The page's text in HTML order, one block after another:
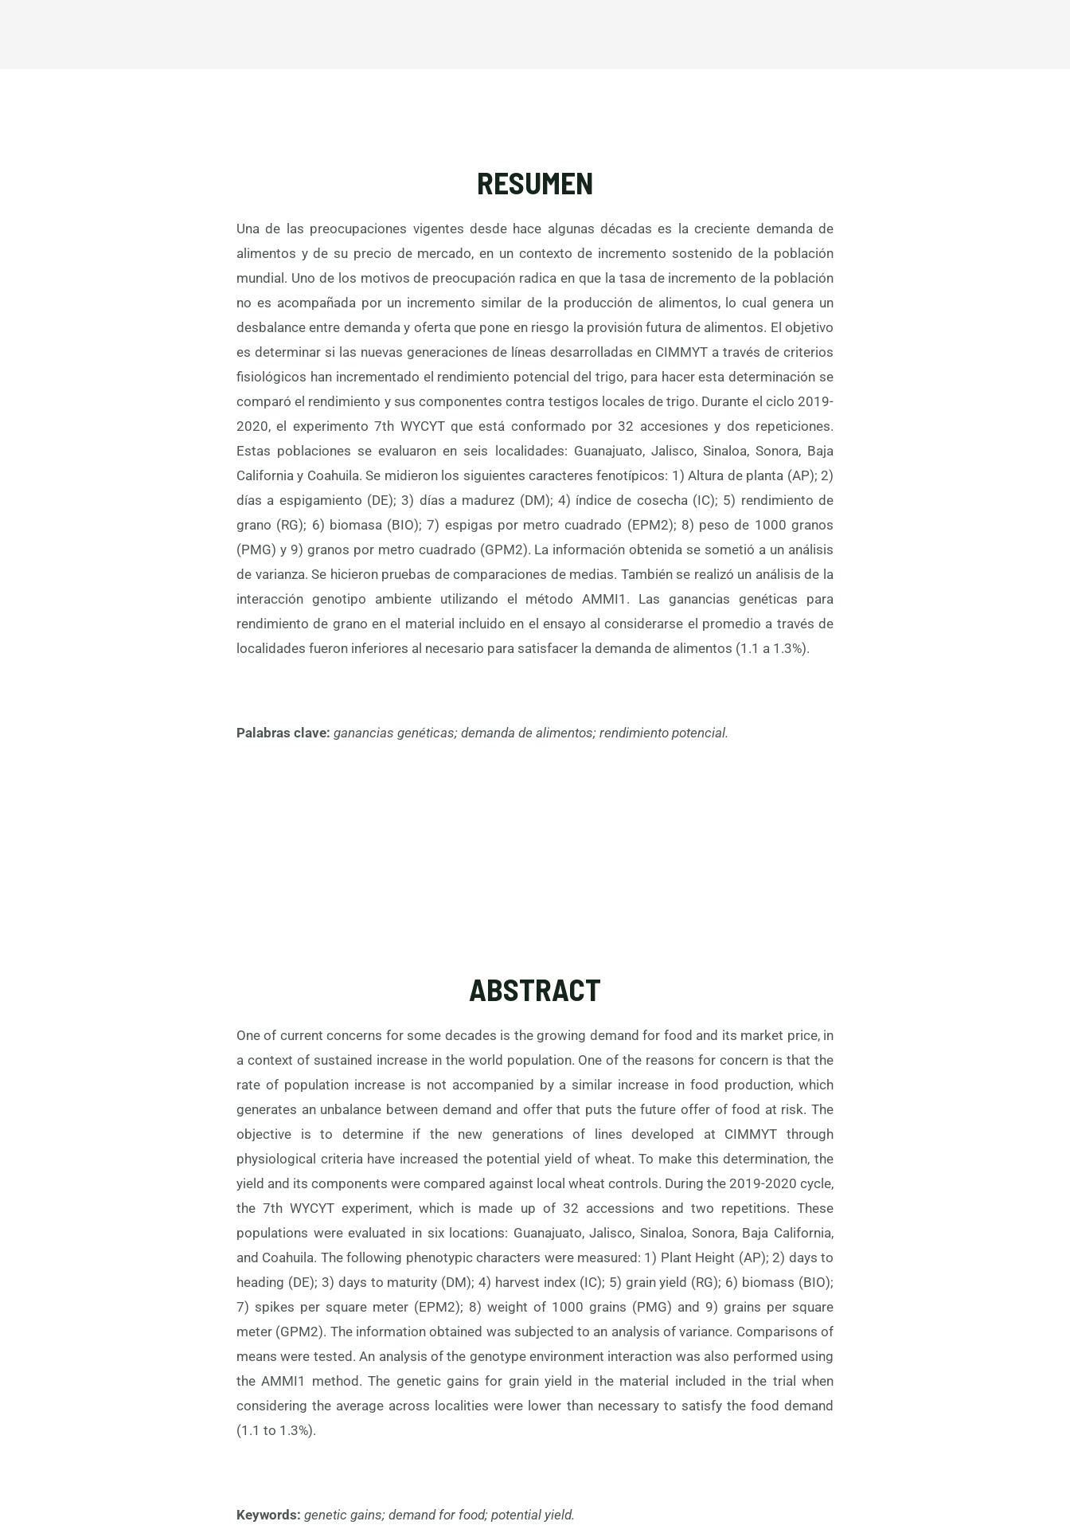
RESUMEN
Una de las preocupaciones vigentes desde hace algunas décadas es la creciente demanda de
alimentos y de su precio de mercado, en un contexto de incremento sostenido de la población
mundial. Uno de los motivos de preocupación radica en que la tasa de incremento de la población
no es acompañada por un incremento similar de la producción de alimentos, lo cual genera un
desbalance entre demanda y oferta que pone en riesgo la provisión futura de alimentos. El objetivo
es determinar si las nuevas generaciones de líneas desarrolladas en CIMMYT a través de criterios
fisiológicos han incrementado el rendimiento potencial del trigo, para hacer esta determinación se
comparó el rendimiento y sus componentes contra testigos locales de trigo. Durante el ciclo 2019-
2020, el experimento 7th WYCYT que está conformado por 32 accesiones y dos repeticiones.
Estas poblaciones se evaluaron en seis localidades: Guanajuato, Jalisco, Sinaloa, Sonora, Baja
California y Coahuila. Se midieron los siguientes caracteres fenotípicos: 1) Altura de planta (AP); 2)
días a espigamiento (DE); 3) días a madurez (DM); 4) índice de cosecha (IC); 5) rendimiento de
grano (RG); 6) biomasa (BIO); 7) espigas por metro cuadrado (EPM2); 8) peso de 1000 granos
(PMG) y 9) granos por metro cuadrado (GPM2). La información obtenida se sometió a un análisis
de varianza. Se hicieron pruebas de comparaciones de medias. También se realizó un análisis de la
interacción genotipo ambiente utilizando el método AMMI1. Las ganancias genéticas para
rendimiento de grano en el material incluido en el ensayo al considerarse el promedio a través de
localidades fueron inferiores al necesario para satisfacer la demanda de alimentos (1.1 a 1.3%).
Palabras clave: ganancias genéticas; demanda de alimentos; rendimiento potencial.
ABSTRACT
One of current concerns for some decades is the growing demand for food and its market price, in
a context of sustained increase in the world population. One of the reasons for concern is that the
rate of population increase is not accompanied by a similar increase in food production, which
generates an unbalance between demand and offer that puts the future offer of food at risk. The
objective is to determine if the new generations of lines developed at CIMMYT through
physiological criteria have increased the potential yield of wheat. To make this determination, the
yield and its components were compared against local wheat controls. During the 2019-2020 cycle,
the 7th WYCYT experiment, which is made up of 32 accessions and two repetitions. These
populations were evaluated in six locations: Guanajuato, Jalisco, Sinaloa, Sonora, Baja California,
and Coahuila. The following phenotypic characters were measured: 1) Plant Height (AP); 2) days to
heading (DE); 3) days to maturity (DM); 4) harvest index (IC); 5) grain yield (RG); 6) biomass (BIO);
7) spikes per square meter (EPM2); 8) weight of 1000 grains (PMG) and 9) grains per square
meter (GPM2). The information obtained was subjected to an analysis of variance. Comparisons of
means were tested. An analysis of the genotype environment interaction was also performed using
the AMMI1 method. The genetic gains for grain yield in the material included in the trial when
considering the average across localities were lower than necessary to satisfy the food demand
(1.1 to 1.3%).
Keywords: genetic gains; demand for food; potential yield.